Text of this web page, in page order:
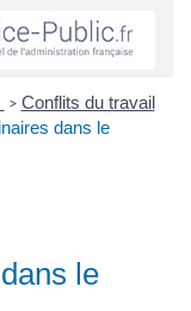
> Conflits du travail
dans le
le